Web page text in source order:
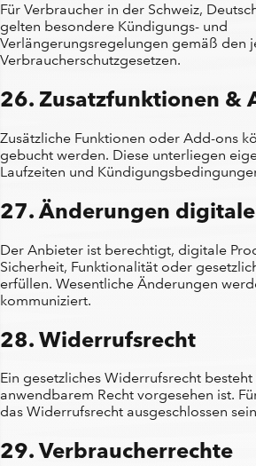
Für Verbraucher in der Schweiz,
gelten besondere Kündigungs- und
Verlängerungsregelungen gemäß den
Verbraucherschutzgesetzen.
26. Zusatzfunktionen &
Zusätzliche Funktionen oder Add-ons
gebucht werden. Diese unterliegen
Laufzeiten und
27. Änderungen
Der Anbieter ist berechtigt, digitale
Sicherheit, Funktionalität oder
erfüllen. Wesentliche Änderungen
kommuniziert.
28. Widerrufsrecht
Ein gesetzliches Widerrufsrecht
anwendbarem Recht vorgesehen ist.
das Widerrufsrecht ausgeschlossen
29. Verbraucherrechte